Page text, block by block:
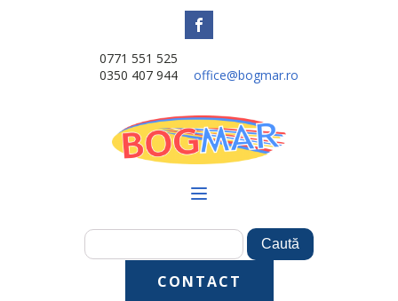
0771 551 525
0350 407 944
office@bogmar.ro
CONTACT